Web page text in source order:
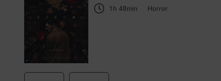
1h 48min
Horror